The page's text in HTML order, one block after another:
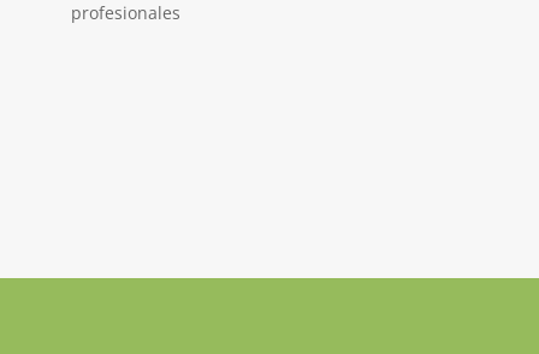
profesionales